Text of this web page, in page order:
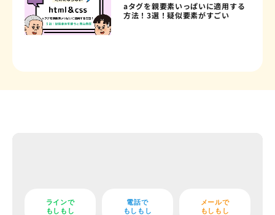
aタグを親要素いっぱいに適用する
方法！3選！疑似要素がすごい
ラインで
もしもし
電話で
もしもし
メールで
もしもし